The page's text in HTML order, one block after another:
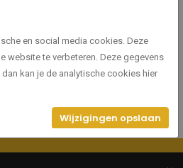
154010
en social media cookies. Deze
website te verbeteren. Deze gegevens
kan je de analytische cookies hier
Wijzigingen opslaan